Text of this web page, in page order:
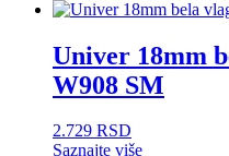
Univer 18mm
W908 SM
2.729 RSD
Saznajte više